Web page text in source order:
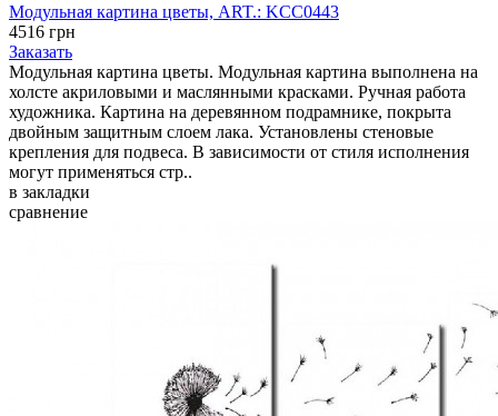
Модульная картина цветы, ART.: KCC0443
4516 грн
Заказать
Модульная картина цветы. Модульная картина выполнена на
холсте акриловыми и маслянными красками. Ручная работа
художника. Картина на деревянном подрамнике, покрыта
двойным защитным слоем лака. Установлены стеновые
крепления для подвеса. В зависимости от стиля исполнения
могут применяться стр..
в закладки
сравнение